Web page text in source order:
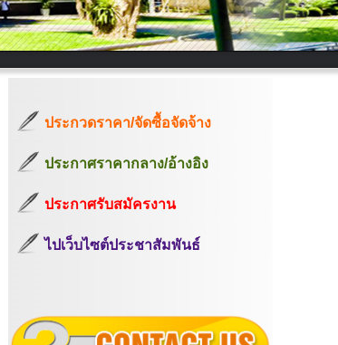
ประกวดราคา/จัดซื้อจัดจ้าง
ประกาศราคากลาง/อ้างอิง
ประกาศรับสมัครงาน
ไปเว็บไซต์ประชาสัมพันธ์